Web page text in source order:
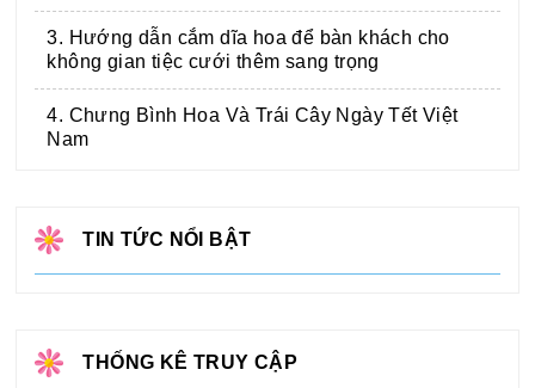
3. Hướng dẫn cắm dĩa hoa để bàn khách cho
không gian tiệc cưới thêm sang trọng
4. Chưng Bình Hoa Và Trái Cây Ngày Tết Việt
Nam
TIN TỨC NỔI BẬT
THỐNG KÊ TRUY CẬP